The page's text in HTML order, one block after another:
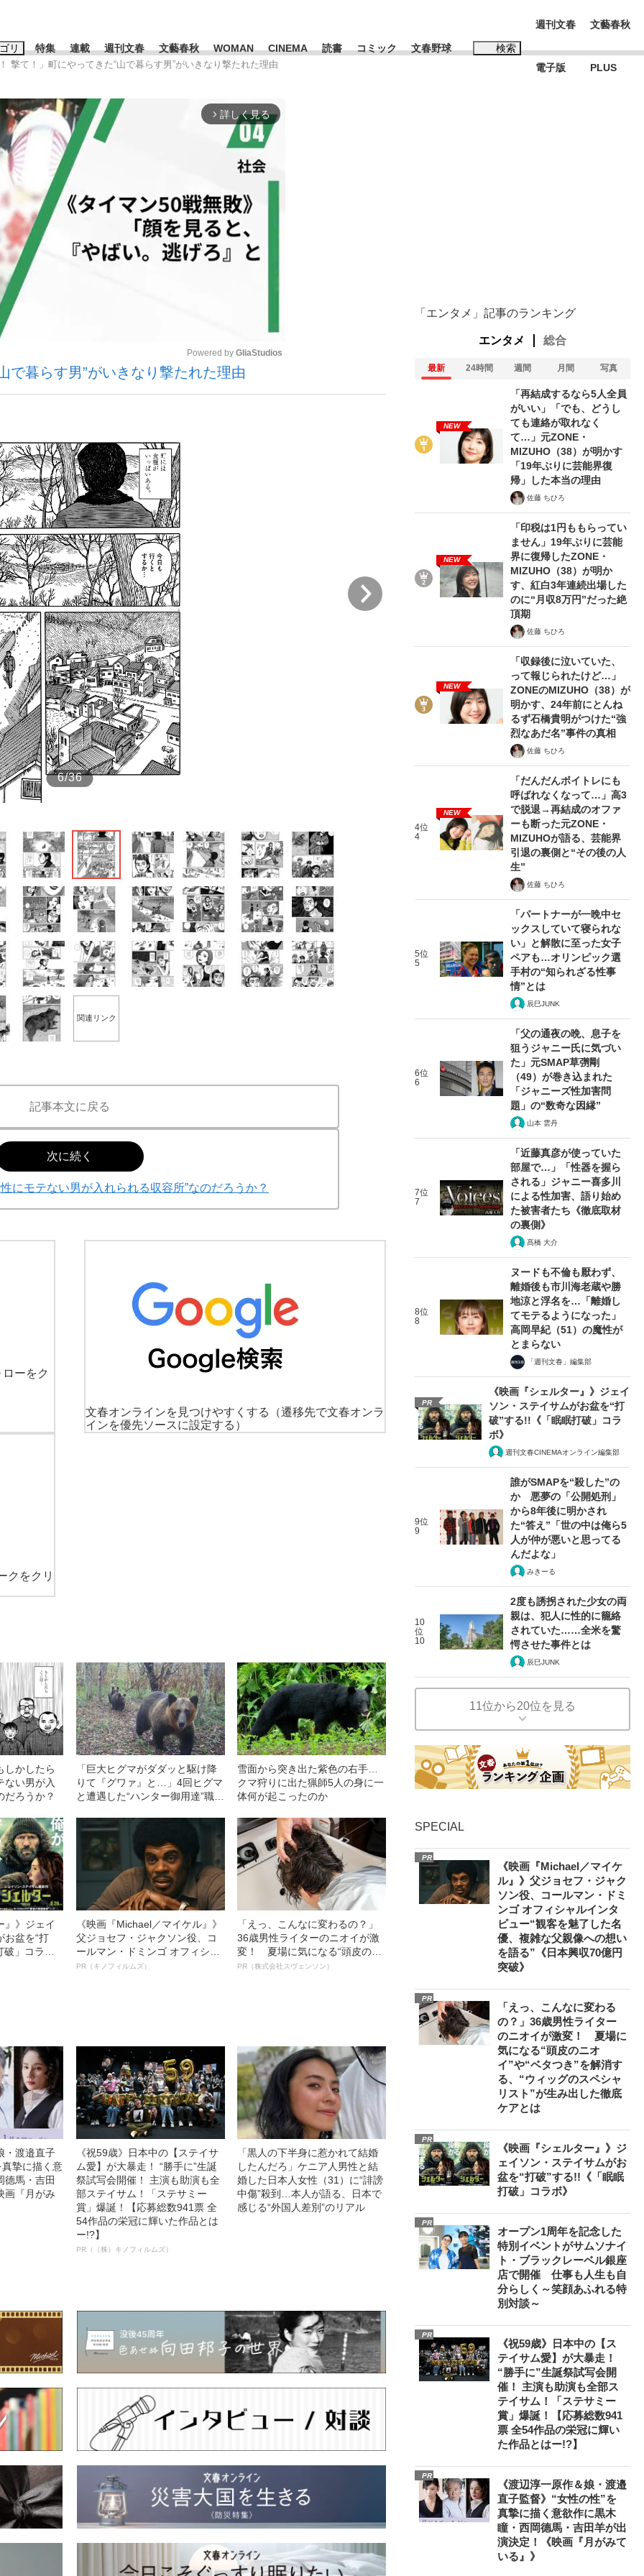
リ
明かした日本代表監督に...
選手が証言した“NPB聞... 「クマが悪者扱いされているのが悲しい」『北の国から』倉本聰氏（91...
カー日本代表・森保一監督...
もっと見る
特集
もっと見る
連載 週刊文春 文藝春秋 WOMAN CINEMA 読書 コミック 文春野球 検索
ワードタグ一覧
輝 #高市早苗 #城彰二
亀和田武
週刊文春
電子版
文藝春秋
PLUS
撃て！」町にやってきた“山で暮らす男”がいきなり撃たれた理由
arrow_forward_ios 詳しく見る
Mute
Powered by GliaStudios
で暮らす男”がいきなり撃たれた理由
6/36
7/36
関連リンク
記事本文に戻る
次に続く
にモテない男が入れられる収容所”なのだろうか？
ーをク
文春オンラインを見つけやすくする
（遷移先で文春オンラ
インを優先ソースに設定する）
クをクリ
しかしたら
ない男が入
だろうか？
「巨大ヒグマがダダッと駆け降
りて『グワァ』と…」4回ヒグマ
と遭遇した“ハンター御用達”職人
雪面から突き出た紫色の右手…
クマ狩りに出た猟師5人の身に一
体何が起こったのか
』》ジェイ
お盆を“打
破」コラ
《映画『Michael／マイケル』》
父ジョセフ・ジャクソン役、コ
ールマン・ドミンゴ オフィシャ
ルインタビュー“観客を魅了した
PR（キノフィルムズ）
「えっ、こんなに変わるの？」
36歳男性ライターのニオイが激
変！ 夏場に気になる“頭皮のニ
オイ”や“ベタつき”を解消す
PR（株式会社スヴェンソン）
・渡邉直子
真摯に描く意
德馬・吉田
画『月がみ
《祝59歳》日本中の【ステイサ
ム愛】が大暴走！ “勝手に”生誕
祭試写会開催！ 主演も助演も全
部ステイサム！「ステサミー
賞」爆誕！【応募総数941票 全
54作品の栄冠に輝いた作品とは
ー!?】
PR（（株）キノフィルムズ）
「黒人の下半身に惹かれて結婚
したんだろ」ケニア人男性と結
婚した日本人女性（31）に“誹謗
中傷”殺到…本人が語る、日本で
感じる“外国人差別”のリアル
「エンタメ」記事のランキング
エンタメ 総合
最新 24時間 週間 月間 写真
NEW
「再結成するなら5人全員
がいい」「でも、どうし
ても連絡が取れなく
て…」元ZONE・
MIZUHO（38）が明かす
「19年ぶりに芸能界復
帰」した本当の理由
佐藤 ちひろ
NEW
「印税は1円ももらってい
ません」19年ぶりに芸能
界に復帰したZONE・
MIZUHO（38）が明か
す、紅白3年連続出場した
のに“月収8万円”だった絶
頂期
佐藤 ちひろ
NEW
「収録後に泣いていた、
って報じられたけど…」
ZONEのMIZUHO（38）が
明かす、24年前にとんね
るず石橋貴明がつけた“強
烈なあだ名”事件の真相
佐藤 ちひろ
4位
4
NEW
「だんだんボイトレにも
呼ばれなくなって…」高3
で脱退→再結成のオファ
ーも断った元ZONE・
MIZUHOが語る、芸能界
引退の裏側と“その後の人
生”
佐藤 ちひろ
5位
5
「パートナーが一晩中セ
ックスしていて寝られな
い」と解散に至った女子
ペアも…オリンピック選
手村の“知られざる性事
情”とは
辰巳JUNK
6位
6
「父の通夜の晩、息子を
狙うジャニー氏に気づい
た」元SMAP草彅剛
（49）が巻き込まれた
「ジャニーズ性加害問
題」の“数奇な因縁”
山本 雲丹
7位
7
「近藤真彦が使っていた
部屋で…」「性器を握ら
される」ジャニー喜多川
による性加害、語り始め
た被害者たち《徹底取材
の裏側》
髙橋 大介
8位
8
ヌードも不倫も厭わず、
離婚後も市川海老蔵や勝
地涼と浮名を…「離婚し
てモテるようになった」
高岡早紀（51）の魔性が
とまらない
「週刊文春」編集部
PR
《映画『シェルター』》ジェイ
ソン・ステイサムがお盆を“打
破”する!!《「眠眠打破」コラ
ボ》
週刊文春CINEMAオンライン編集部
9位
9
誰がSMAPを“殺した”の
か 悪夢の「公開処刑」
から8年後に明かされ
た“答え”「世の中は俺ら5
人が仲が悪いと思ってる
んだよな」
みきーる
10
位
10
2度も誘拐された少女の両
親は、犯人に性的に籠絡
されていた……全米を驚
愕させた事件とは
辰巳JUNK
11位から20位を見る
SPECIAL
PR
《映画『Michael／マイケ
ル』》父ジョセフ・ジャク
ソン役、コールマン・ドミ
ンゴ オフィシャルインタ
ビュー“観客を魅了した名
優、複雑な父親像への想い
を語る”《日本興収70億円
突破》
PR
「えっ、こんなに変わる
の？」36歳男性ライター
のニオイが激変！ 夏場に
気になる“頭皮のニオ
イ”や“ベタつき”を解消す
る、“ウィッグのスペシャ
リスト”が生み出した徹底
ケアとは
PR
《映画『シェルター』》ジ
ェイソン・ステイサムがお
盆を“打破”する!!《「眠眠
打破」コラボ》
PR
オープン1周年を記念した
特別イベントがサムソナイ
ト・ブラックレーベル銀座
店で開催 仕事も人生も自
分らしく～笑顔あふれる特
別対談～
PR
《祝59歳》日本中の【ス
テイサム愛】が大暴走！
“勝手に”生誕祭試写会開
催！ 主演も助演も全部ス
テイサム！「ステサミー
賞」爆誕！【応募総数941
票 全54作品の栄冠に輝い
た作品とはー!?】
PR
《渡辺淳一原作＆娘・渡邉
直子監督》“女性の性”を
真摯に描く意欲作に黒木
瞳・西岡德馬・吉田羊が出
演決定！《映画『月がみて
いる』》